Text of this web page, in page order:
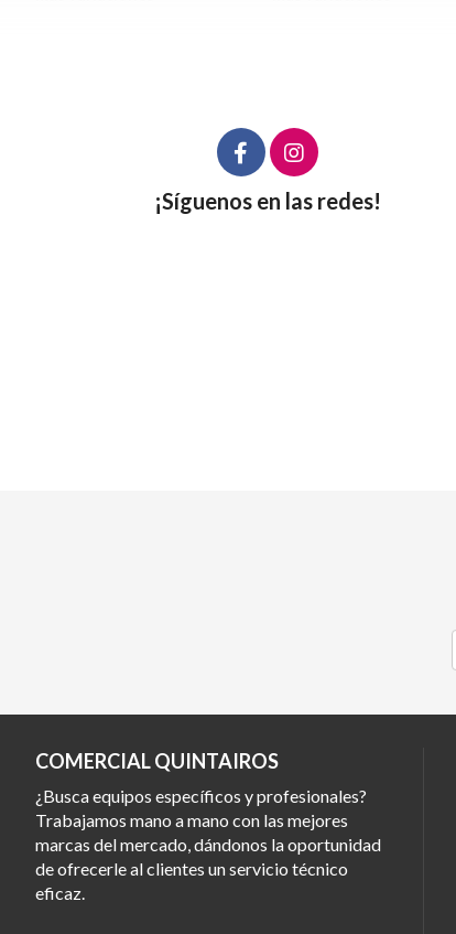
¡Síguenos en las redes!
COMERCIAL QUINTAIROS
¿Busca equipos específicos y profesionales?
Trabajamos mano a mano con las mejores
marcas del mercado, dándonos la oportunidad
de ofrecerle al clientes un servicio técnico
eficaz.